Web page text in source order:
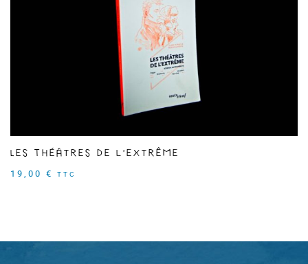
Les Théâtres de l'extrême
19,00 € TTC